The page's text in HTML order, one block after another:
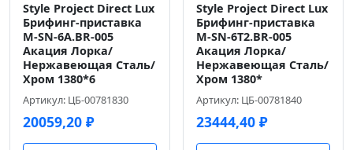
Style Project Direct Lux
Брифинг-приставка
M-SN-6A.BR-005
Акация Лорка/
Нержавеющая Сталь/
Хром 1380*6
Артикул: ЦБ-00781830
20059,20 ₽
Style Project Direct Lux
Брифинг-приставка
M-SN-6T2.BR-005
Акация Лорка/
Нержавеющая Сталь/
Хром 1380*
Артикул: ЦБ-00781840
23444,40 ₽